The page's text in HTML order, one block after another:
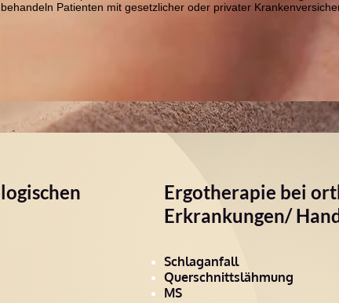
Patienten mit gesetzlicher oder privater
Ergotherapie bei
Erkrankungen/
Schlaganfall
Querschnittslähmung
MS